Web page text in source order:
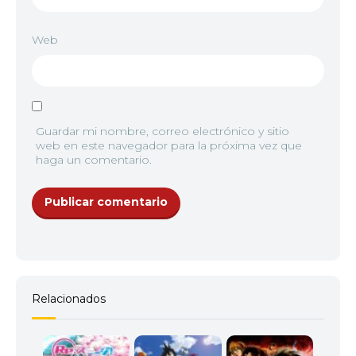
10
11 <img src="//image.tmdb.org/t/p/w92/
12 <img src="//image.tmdb.org/t/p/w92/
13 <img src="//image.tmdb.org/t/p/w92/
Web
Guardar mi nombre, correo electrónico y sitio
web en este navegador para la próxima vez que
haga un comentario.
Relacionados